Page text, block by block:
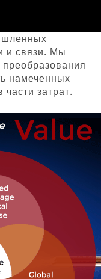
и связи. Мы
намеченных
затрат.